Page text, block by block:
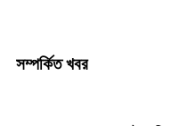
সম্পর্কিত খবর